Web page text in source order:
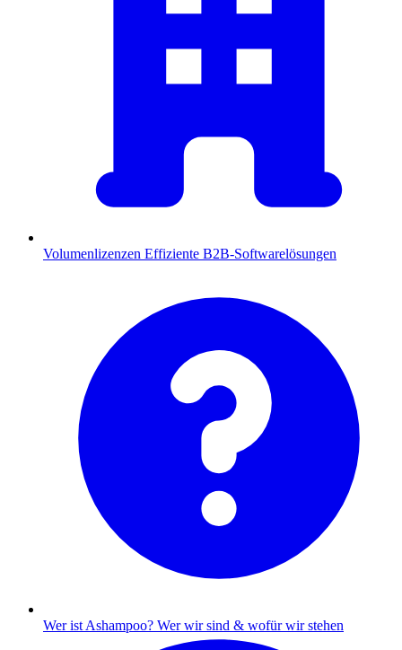
Volumenlizenzen Effiziente B2B-Softwarelösungen
Wer ist Ashampoo? Wer wir sind & wofür wir stehen